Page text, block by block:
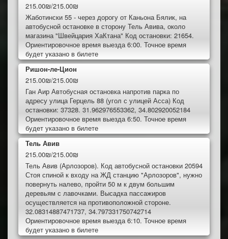
215.00₪/215.00₪
Жаботински 55 - через дорогу от Каньона Бялик, на
автобусной остановке в сторону Тель Авива, около
магазина "Швейцария ХаКтана" Код остановки: 21654.
Ориентировочное время выезда 6:00. Точное время
будет указано в билете
Ришон-ле-Цион
215.00₪/215.00₪
Ган Аир Автобусная остановка напротив парка по
адресу улица Герцель 88 (угол с улицей Асса) Код
остановки: 37328. 31.962976553362, 34.802920052184
Ориентировочное время выезда 6:50. Точное время
будет указано в билете
Тель Авив
215.00₪/215.00₪
Тель Авив (Арлозоров). Код автобусной остановки 20594
Стоя спиной к входу на ЖД станцию "Арлозоров", нужно
повернуть налево, пройти 50 м к двум большим
деревьям с лавочками. Высадка пассажиров
осуществляется на противоположной стороне.
32.08314887471737, 34.797331750742714
Ориентировочное время выезда 6:10. Точное время
будет указано в билете